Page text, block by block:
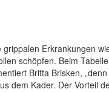
Erkrankungen
schöpfen. Beim
Britta Brisken,
dem Kader. Der Vorteil